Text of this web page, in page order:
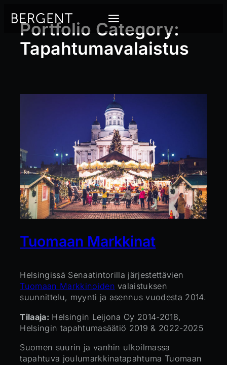
sisältöön
Portfolio Category:
Tapahtumavalaistus
Tuomaan Markkinat
Helsingissä Senaatintorilla järjestettävien
Tuomaan Markkinoiden valaistuksen
suunnittelu, myynti ja asennus vuodesta 2014.
Tilaaja: Helsingin Leijona Oy 2014-2018,
Helsingin tapahtumasäätiö 2019 & 2022-2025
Suomen suurin ja vanhin ulkoilmassa
tapahtuva joulumarkkinatapahtuma Tuomaan